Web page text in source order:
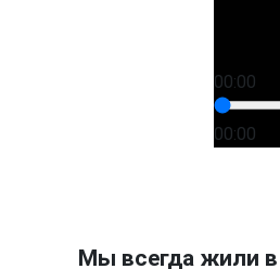
00:00
00:00
Мы всегда жили в